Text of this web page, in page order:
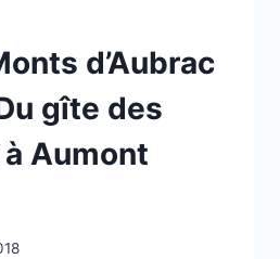
d’Aubrac
gîte des
Aumont